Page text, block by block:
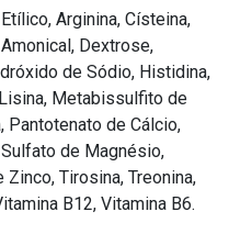
Arginina, Císteina,
Dextrose,
de Sódio, Histidina,
Metabissulfito de
Pantotenato de Cálcio,
Sulfato de Magnésio,
Tirosina, Treonina,
B12, Vitamina B6.